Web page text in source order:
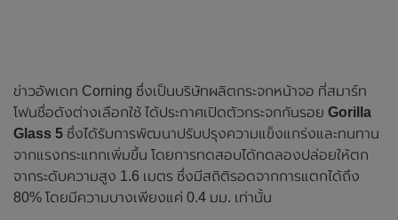
ข่าวอัพเดท Corning ซึ่งเป็นบริษัทผลิตกระจกหน้าจอ ที่สมาร์ท
โฟนชื่อดังต่างเลือกใช้ ได้ประกาศเปิดตัวกระจกกันรอย Gorilla
Glass 5 ซึ่งได้รับการพัฒนาปรับปรุงความแข็งแกร่งและทนทาน
จากแรงกระแทกเพิ่มขึ้น โดยการทดสอบได้ทดลองปล่อยให้ตก
จากระดับความสูง 1.6 เมตร ซึ่งมีสถิติรอดจากการแตกได้ถึง
80% โดยมีความบางเพียงแค่ 0.4 มม. เท่านั้น